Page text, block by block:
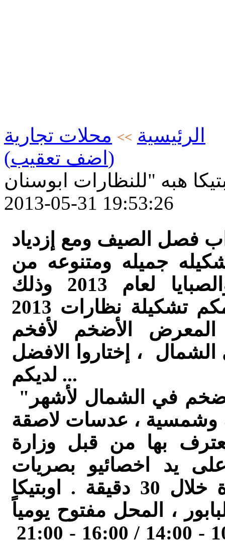
الرئيسية >> محلات تجارية
(اضف تعقيب)
هبه "للنظارات ابوسنان
2013-05-31 19:53:26
فصل الصيف ومع إزدياد
جميله ومتنوعه من
النظارات الشمسيه للشباب والصبايا لعام 2013 وذلك
للحفاظ على عيونكم . نضع امامكم تشكيلة نظارات 2013
الأضخم لأفخم
، إختاروا الافضل
لديكم ...
"اوبتيكا هبه " كنيون النظارات الأضخم في الشمال لأشهر
وشمسية ، عدسات لاصقة
بها من قبل وزارة
يد اخصائيو بصريات
قانونيون ، مختبر لتجهيز النظارة خلال 30 دقيقة . اوبتيكا
، المحل مفتوح يومياً